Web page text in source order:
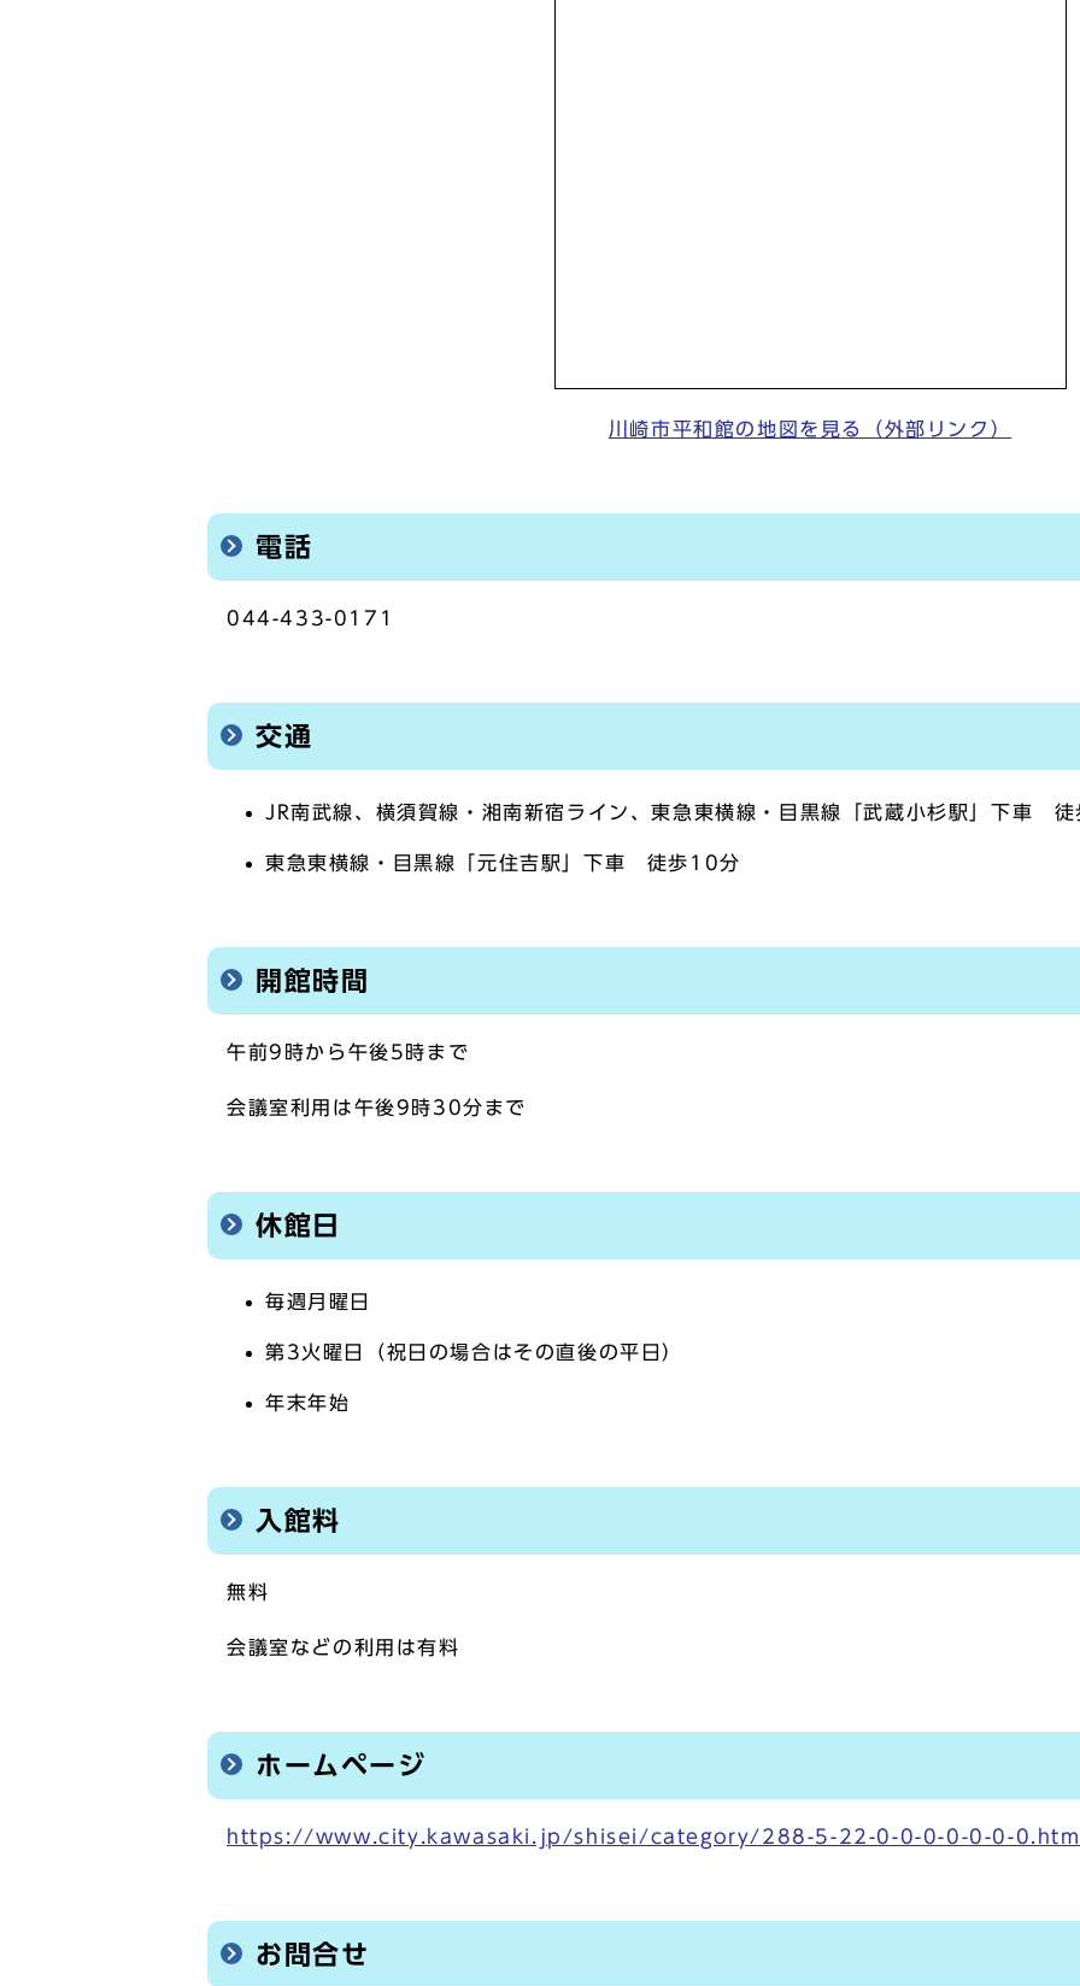
川崎市平和館の地図を見る（外部リンク）
電話
044-433-0171
交通
JR南武線、横須賀線・湘南新宿ライン、東急東横線・目黒線「武蔵小杉駅」下車
東急東横線・目黒線「元住吉駅」下車 徒歩10分
開館時間
午前9時から午後5時まで
会議室利用は午後9時30分まで
休館日
毎週月曜日
第3火曜日（祝日の場合はその直後の平日）
年末年始
入館料
無料
会議室などの利用は有料
ホームページ
https://www.city.kawasaki.jp/shisei/category/288-5-22-0-0-0-0-0-0-
お問合せ